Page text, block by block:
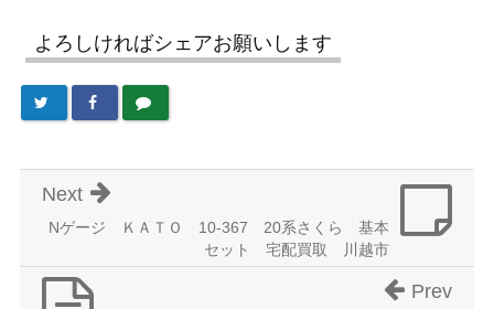
よろしければシェアお願いします
Nゲージ ＫＡＴＯ 10-367 20系さくら 基本
セット 宅配買取 川越市
Next
Prev